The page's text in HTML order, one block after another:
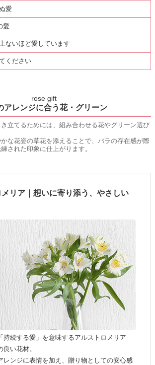
愛
愛
ないほど愛しています
ください
rose gift
アレンジに合う花・グリーン
立てるためには、組み合わせる花やグリーン選び
な花姿の草花を添えることで、バラの存在感が際
された印象に仕上がります。
リア｜想いに寄り添う、やさしい
持続する愛」を意味するアルストロメリア
い花材。
レンジに表情を加え、贈り物としての安心感